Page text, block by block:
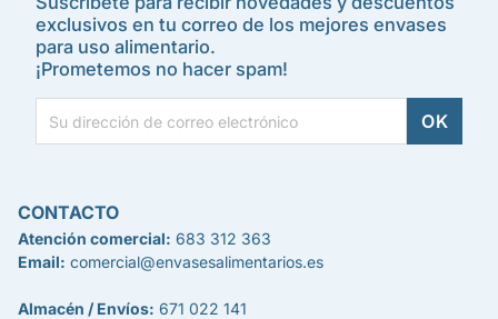
exclusivos en tu correo de los mejores envases
para uso alimentario.
¡Prometemos no hacer spam!
CONTACTO
Atención comercial: 683 312 363
Email: comercial@envasesalimentarios.es
Almacén / Envíos: 671 022 141